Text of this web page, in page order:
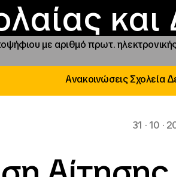
Το
με αριθμό πρωτ.
Ανακοινώσεις Σχολεία
31 · 10 ·